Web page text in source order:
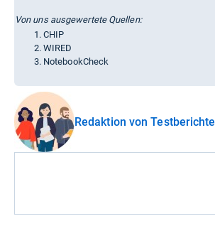
Von uns ausgewertete Quellen:
CHIP
WIRED
NotebookCheck
Redaktion von